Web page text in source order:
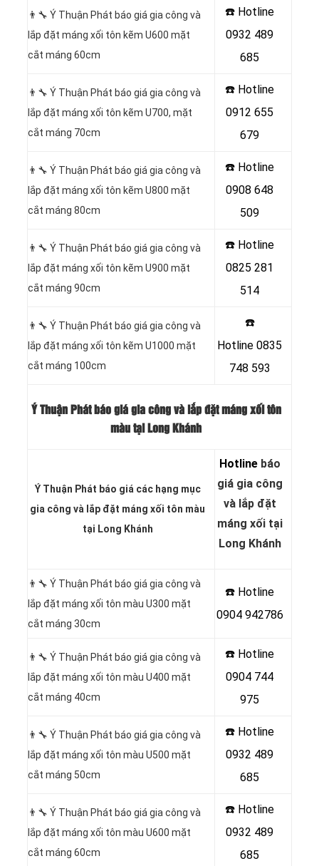
👨‍🔧 Ý Thuận Phát báo giá gia công và
lắp đặt máng xối tôn kẽm U600 mặt
cắt máng 60cm
☎️ Hotline
0932 489
685
👨‍🔧 Ý Thuận Phát báo giá gia công và
lắp đặt máng xối tôn kẽm U700, mặt
cắt máng 70cm
☎️ Hotline
0912 655
679
👨‍🔧 Ý Thuận Phát báo giá gia công và
lắp đặt máng xối tôn kẽm U800 mặt
cắt máng 80cm
☎️ Hotline
0908 648
509
👨‍🔧 Ý Thuận Phát báo giá gia công và
lắp đặt máng xối tôn kẽm U900 mặt
cắt máng 90cm
☎️ Hotline
0825 281
514
👨‍🔧 Ý Thuận Phát báo giá gia công và
lắp đặt máng xối tôn kẽm U1000 mặt
cắt máng 100cm
☎️
Hotline 0835
748 593
Ý Thuận Phát báo giá gia công và lắp đặt máng xối tôn
màu tại Long Khánh
Ý Thuận Phát báo giá các hạng mục
gia công và lắp đặt máng xối tôn màu
tại Long Khánh
Hotlinebáo
giá gia công
và lắp đặt
máng xối tại
Long Khánh
👨‍🔧 Ý Thuận Phát báo giá gia công và
lắp đặt máng xối tôn màu U300 mặt
cắt máng 30cm
☎️ Hotline
0904 942786
👨‍🔧 Ý Thuận Phát báo giá gia công và
lắp đặt máng xối tôn màu U400 mặt
cắt máng 40cm
☎️ Hotline
0904 744
975
👨‍🔧 Ý Thuận Phát báo giá gia công và
lắp đặt máng xối tôn màu U500 mặt
cắt máng 50cm
☎️ Hotline
0932 489
685
👨‍🔧 Ý Thuận Phát báo giá gia công và
lắp đặt máng xối tôn màu U600 mặt
cắt máng 60cm
☎️ Hotline
0932 489
685